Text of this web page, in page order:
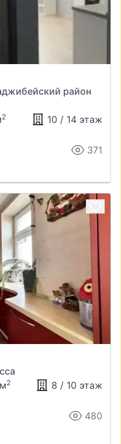
район
2 10 / 14 этаж
371
2 8 / 10 этаж
480